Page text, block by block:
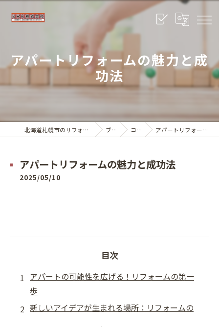
アパートリフォームの魅力と成
功法
北海道札幌市のリフォームならSRK株式会社 ブログ コラム アパートリフォームの魅力と成功法
アパートリフォームの魅力と成功法
2025/05/10
目次
アパートの可能性を広げる！リフォームの第一
歩
新しいアイデアが生まれる場所：リフォームの